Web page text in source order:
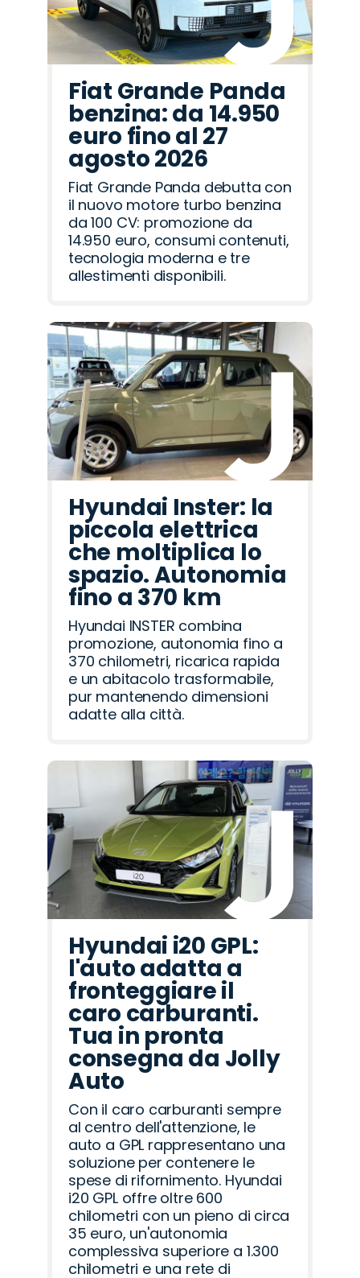
Fiat Grande Panda
benzina: da 14.950
euro fino al 27
agosto 2026
Fiat Grande Panda debutta con
il nuovo motore turbo benzina
da 100 CV: promozione da
14.950 euro, consumi contenuti,
tecnologia moderna e tre
allestimenti disponibili.
Hyundai Inster: la
piccola elettrica
che moltiplica lo
spazio. Autonomia
fino a 370 km
Hyundai INSTER combina
promozione, autonomia fino a
370 chilometri, ricarica rapida
e un abitacolo trasformabile,
pur mantenendo dimensioni
adatte alla città.
Hyundai i20 GPL:
l'auto adatta a
fronteggiare il
caro carburanti.
Tua in pronta
consegna da Jolly
Auto
Con il caro carburanti sempre
al centro dell'attenzione, le
auto a GPL rappresentano una
soluzione per contenere le
spese di rifornimento. Hyundai
i20 GPL offre oltre 600
chilometri con un pieno di circa
35 euro, un'autonomia
complessiva superiore a 1.300
chilometri e una rete di